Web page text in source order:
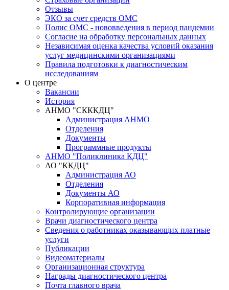
Отзывы
ЭКО за счет средств ОМС
Полис ОМС - нововведения в период пандемии
Согласие на обработку персональных данных
Независимая оценка качества условий оказания
услуг медицинскими организациями
Правила подготовки к диагностическим
исследованиям
О центре
Вакансии
История
АНМО "СКККДЦ"
Администрация АНМО
Отделения
Документы
Программные продукты
АНМО "Поликлиника КДЦ"
АО "ККДЦ"
Администрация АО
Отделения
Документы АО
Корпоративная информация
Контролирующие организации
Врачи диагностического центра
Сведения о работниках оказывающих платные
услуги
Публикации
Видеоматериалы
Организационная структура
Награды диагностического центра
Почта главного врача